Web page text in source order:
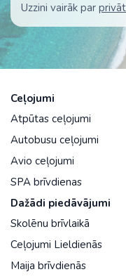
Uzzini vairāk par
Ceļojumi
Atpūtas ceļojumi
Autobusu ceļojumi
Avio ceļojumi
SPA brīvdienas
Dažādi piedāvājumi
Skolēnu brīvlaikā
Ceļojumi Lieldienās
Maija brīvdienās